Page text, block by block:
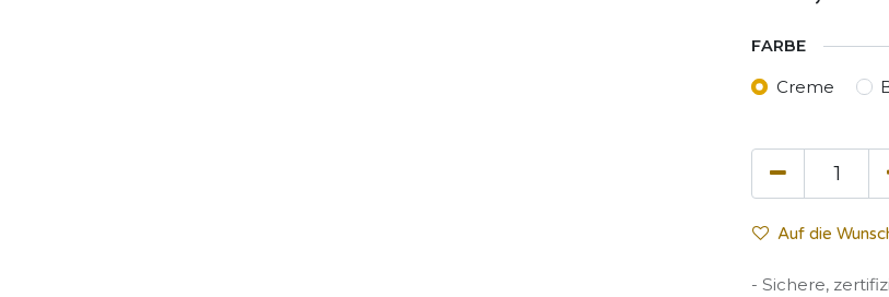
FARBE
Creme
Auf die
- Sichere,